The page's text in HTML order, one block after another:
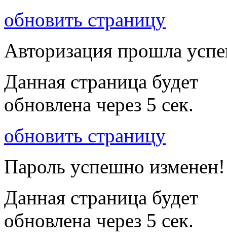
обновить страницу
Авторизация прошла
Данная страница будет
обновлена через 5 сек.
обновить страницу
Пароль успешно изменен!
Данная страница будет
обновлена через 5 сек.